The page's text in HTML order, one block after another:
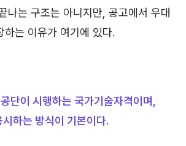
나는 구조는 아니지만, 공고에서 우대
하는 이유가 여기에 있다.
단이 시행하는 국가기술자격이며,
하는 방식이 기본이다.